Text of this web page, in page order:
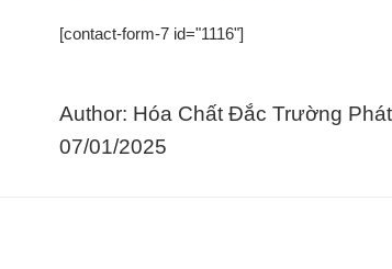
[contact-form-7 id="1116"]
Author: Hóa Chất Đắc Trường
07/01/2025